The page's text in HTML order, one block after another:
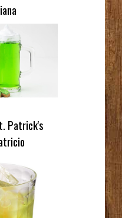
Patrick's